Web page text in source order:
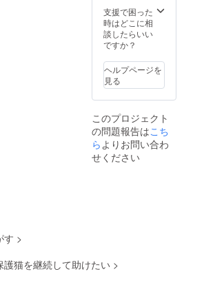
せて頂
き 集め
た資金
は適切
したこ
とを
メール
にてご
せてい
ただき
ます
支援で困った
時はどこに相
談したらいい
ですか？
ヘルプページを
見る
このプロジェクト
の問題報告はこち
ら よりお問い合わ
せください
す >
護猫を継続して助けたい >